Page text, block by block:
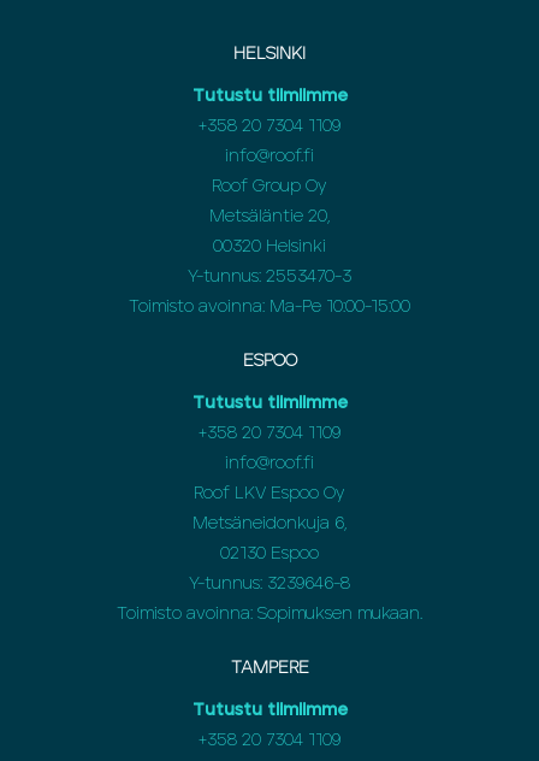
HELSINKI
Tutustu tiimiimme
+358 20 7304 1109
info@roof.fi
Roof Group Oy
Metsäläntie 20,
00320 Helsinki
Y-tunnus: 2553470-3
Toimisto avoinna: Ma-Pe 10:00-15:00
ESPOO
Tutustu tiimiimme
+358 20 7304 1109
info@roof.fi
Roof LKV Espoo Oy
Metsäneidonkuja 6,
02130 Espoo
Y-tunnus: 3239646-8
Toimisto avoinna: Sopimuksen mukaan.
TAMPERE
Tutustu tiimiimme
+358 20 7304 1109